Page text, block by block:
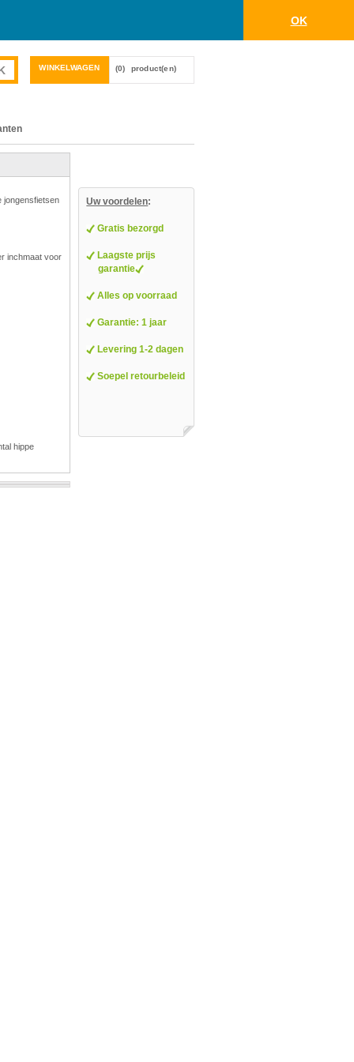
OK
WINKELWAGEN (0) product(en)
jongensfietsen
inchmaat voor
hippe
Uw voordelen:
Gratis bezorgd
Laagste prijs
garantie
Alles op voorraad
Garantie: 1 jaar
Levering 1-2 dagen
Soepel retourbeleid